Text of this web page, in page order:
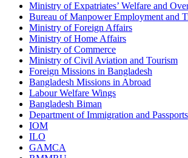
Ministry of Expatriates’ Welfare and
Bureau of Manpower Employment and
Ministry of Foreign Affairs
Ministry of Home Affairs
Ministry of Commerce
Ministry of Civil Aviation and Tourism
Foreign Missions in Bangladesh
Bangladesh Missions in Abroad
Labour Welfare Wings
Bangladesh Biman
Department of Immigration and Passports
IOM
ILO
GAMCA